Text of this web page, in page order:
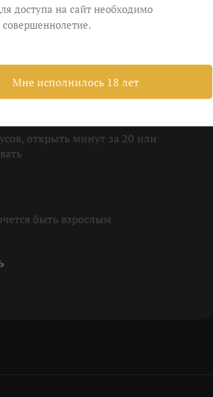
пожара, и ему это идет. Во
травой. Вышло отлично — 4
открыть минут за 20 или
быть взрослым
доступа на сайт необходимо
Мне исполнилось 18 лет